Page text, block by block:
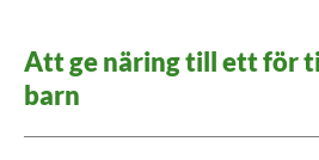
Att ge näring till ett för
barn